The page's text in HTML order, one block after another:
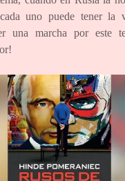
uno puede tener la
una marcha por este